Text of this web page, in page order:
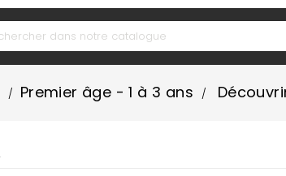
Premier âge - 1 à 3 ans